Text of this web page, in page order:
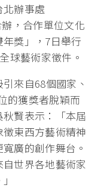
辦事處
，合作單位文化
獎」，7日舉行
球藝術家徵件。
來自68個國家、
的獲獎者脫穎而
賢表示：「本屆
東西方藝術精神
廣的創作舞台。
世界各地藝術家